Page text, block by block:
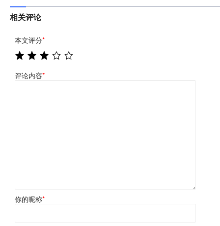
相关评论
本文评分*
评论内容*
你的昵称*